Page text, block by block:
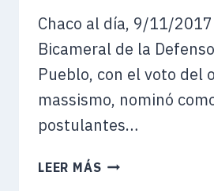
Chaco al día, 9/11/2017
Bicameral de la
Pueblo, con el voto del
massismo, nominó
postulantes…
LEER MÁS TRES